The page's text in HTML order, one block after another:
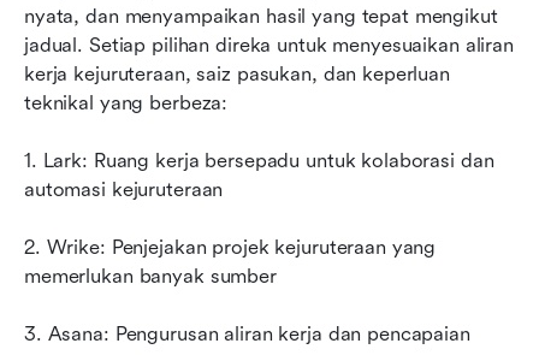
nyata, dan menyampaikan hasil yang tepat mengikut
jadual. Setiap pilihan direka untuk menyesuaikan aliran
kerja kejuruteraan, saiz pasukan, dan keperluan
teknikal yang berbeza:
1. Lark: Ruang kerja bersepadu untuk kolaborasi dan
automasi kejuruteraan
2. Wrike: Penjejakan projek kejuruteraan yang
memerlukan banyak sumber
3. Asana: Pengurusan aliran kerja dan pencapaian